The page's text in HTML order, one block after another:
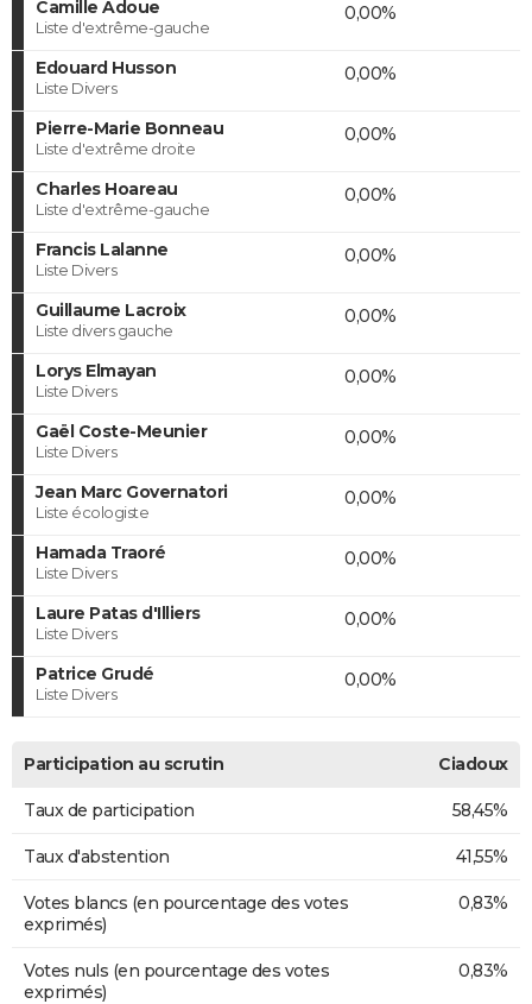
Camille Adoue
Liste d'extrême-gauche
0,00%
Edouard Husson
Liste Divers
0,00%
Pierre-Marie Bonneau
Liste d'extrême droite
0,00%
Charles Hoareau
Liste d'extrême-gauche
0,00%
Francis Lalanne
Liste Divers
0,00%
Guillaume Lacroix
Liste divers gauche
0,00%
Lorys Elmayan
Liste Divers
0,00%
Gaël Coste-Meunier
Liste Divers
0,00%
Jean Marc Governatori
Liste écologiste
0,00%
Hamada Traoré
Liste Divers
0,00%
Laure Patas d'Illiers
Liste Divers
0,00%
Patrice Grudé
Liste Divers
0,00%
Participation au scrutin Ciadoux
Taux de participation 58,45%
Taux d'abstention 41,55%
Votes blancs (en pourcentage des votes
exprimés)
0,83%
Votes nuls (en pourcentage des votes
exprimés)
0,83%